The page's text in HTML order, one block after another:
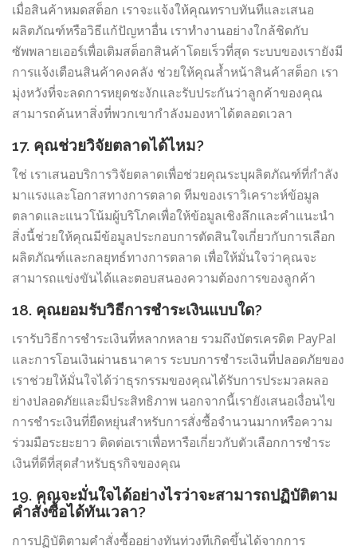
เมื่อสินค้าหมดสต็อก เราจะแจ้งให้คุณทราบทันทีและเสนอ
ผลิตภัณฑ์หรือวิธีแก้ปัญหาอื่น เราทำงานอย่างใกล้ชิดกับ
ซัพพลายเออร์เพื่อเติมสต็อกสินค้าโดยเร็วที่สุด ระบบของเรายังมี
การแจ้งเตือนสินค้าคงคลัง ช่วยให้คุณล้ำหน้าสินค้าสต็อก เรา
มุ่งหวังที่จะลดการหยุดชะงักและรับประกันว่าลูกค้าของคุณ
สามารถค้นหาสิ่งที่พวกเขากำลังมองหาได้ตลอดเวลา
17. คุณช่วยวิจัยตลาดได้ไหม?
ใช่ เราเสนอบริการวิจัยตลาดเพื่อช่วยคุณระบุผลิตภัณฑ์ที่กำลัง
มาแรงและโอกาสทางการตลาด ทีมของเราวิเคราะห์ข้อมูล
ตลาดและแนวโน้มผู้บริโภคเพื่อให้ข้อมูลเชิงลึกและคำแนะนำ
สิ่งนี้ช่วยให้คุณมีข้อมูลประกอบการตัดสินใจเกี่ยวกับการเลือก
ผลิตภัณฑ์และกลยุทธ์ทางการตลาด เพื่อให้มั่นใจว่าคุณจะ
สามารถแข่งขันได้และตอบสนองความต้องการของลูกค้า
18. คุณยอมรับวิธีการชำระเงินแบบใด?
เรารับวิธีการชำระเงินที่หลากหลาย รวมถึงบัตรเครดิต PayPal
และการโอนเงินผ่านธนาคาร ระบบการชำระเงินที่ปลอดภัยของ
เราช่วยให้มั่นใจได้ว่าธุรกรรมของคุณได้รับการประมวลผลอ
ย่างปลอดภัยและมีประสิทธิภาพ นอกจากนี้เรายังเสนอเงื่อนไข
การชำระเงินที่ยืดหยุ่นสำหรับการสั่งซื้อจำนวนมากหรือความ
ร่วมมือระยะยาว ติดต่อเราเพื่อหารือเกี่ยวกับตัวเลือกการชำระ
เงินที่ดีที่สุดสำหรับธุรกิจของคุณ
19. คุณจะมั่นใจได้อย่างไรว่าจะสามารถปฏิบัติตาม
คำสั่งซื้อได้ทันเวลา?
การปฏิบัติตามคำสั่งซื้ออย่างทันท่วงทีเกิดขึ้นได้จากการ